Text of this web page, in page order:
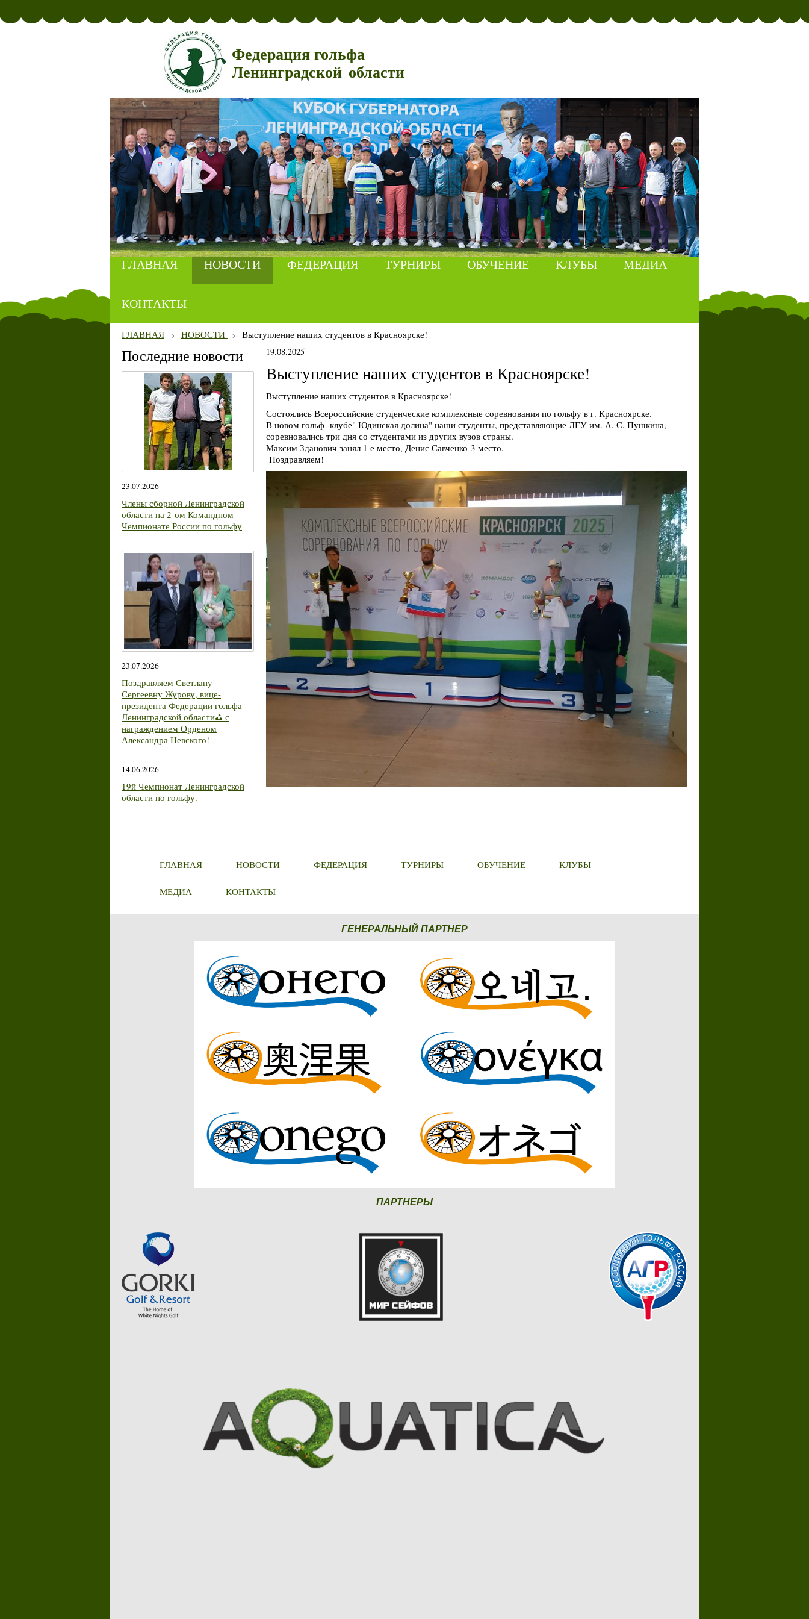
Федерация гольфа
Ленинградской области
ГЛАВНАЯ НОВОСТИ ФЕДЕРАЦИЯ ТУРНИРЫ ОБУЧЕНИЕ КЛУБЫ МЕДИА
КОНТАКТЫ
ГЛАВНАЯ › НОВОСТИ › Выступление наших студентов в Красноярске!
Последние новости
23.07.2026
Члены сборной Ленинградской
области на 2-ом Командном
Чемпионате России по гольфу
23.07.2026
Поздравляем Светлану
Сергеевну Журову, вице-
президента Федерации гольфа
Ленинградской области⛳ с
награждением Орденом
Александра Невского!
14.06.2026
19й Чемпионат Ленинградской
области по гольфу.
19.08.2025
Выступление наших студентов в Красноярске!
Выступление наших студентов в Красноярске!
Состоялись Всероссийские студенческие комплексные соревнования по гольфу в г. Красноярске.
В новом гольф- клубе" Юдинская долина" наши студенты, представляющие ЛГУ им. А. С. Пушкина,
соревновались три дня со студентами из других вузов страны.
Максим Зданович занял 1 е место, Денис Савченко-3 место.
Поздравляем!
ГЛАВНАЯ НОВОСТИ ФЕДЕРАЦИЯ ТУРНИРЫ ОБУЧЕНИЕ КЛУБЫ
МЕДИА КОНТАКТЫ
ГЕНЕРАЛЬНЫЙ ПАРТНЕР
ПАРТНЕРЫ